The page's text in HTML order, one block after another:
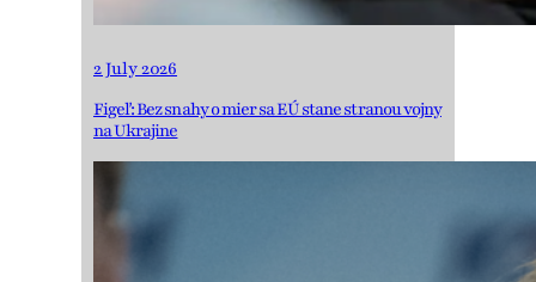
2 July 2026
Figeľ: Bez snahy o mier sa EÚ stane stranou vojny
na Ukrajine